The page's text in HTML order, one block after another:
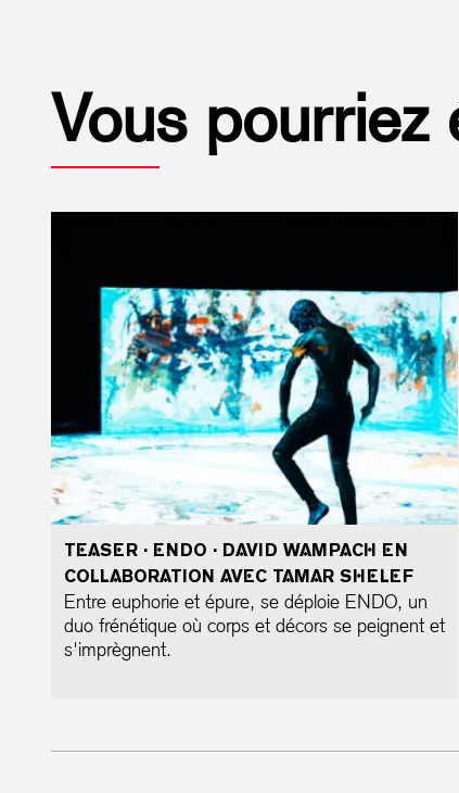
Vous pourriez
TEASER · ENDO · DAVID WAMPACH EN
COLLABORATION AVEC TAMAR SHELEF
Entre euphorie et épure, se déploie ENDO, un
duo frénétique où corps et décors se peignent et
s'imprègnent.